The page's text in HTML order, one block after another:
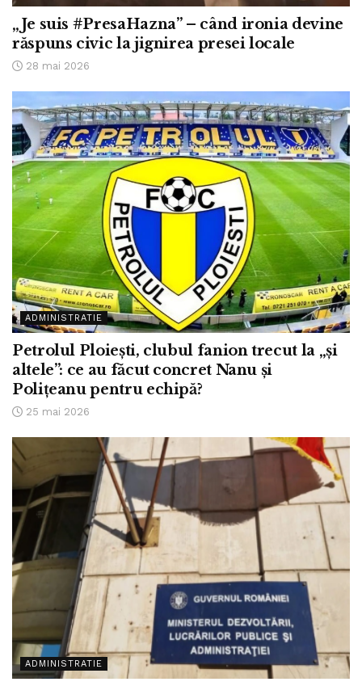
„Je suis #PresaHazna” – când ironia devine
răspuns civic la jignirea presei locale
28 mai 2026
ADMINISTRATIE
Petrolul Ploiești, clubul fanion trecut la „și
altele”: ce au făcut concret Nanu și
Polițeanu pentru echipă?
25 mai 2026
ADMINISTRATIE